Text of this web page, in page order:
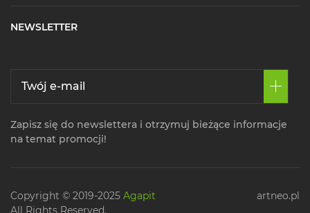
NEWSLETTER
Zapisz się do newslettera i otrzymuj bieżące informacje
na temat promocji!
Copyright © 2019-2025 Agapit
All Rights Reserved.
artneo.pl